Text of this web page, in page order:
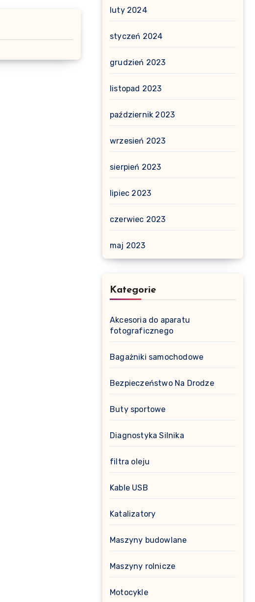
luty 2024
styczeń 2024
grudzień 2023
listopad 2023
październik 2023
wrzesień 2023
sierpień 2023
lipiec 2023
czerwiec 2023
maj 2023
Kategorie
Akcesoria do aparatu
fotograficznego
Bagażniki samochodowe
Bezpieczeństwo Na Drodze
Buty sportowe
Diagnostyka Silnika
filtra oleju
Kable USB
Katalizatory
Maszyny budowlane
Maszyny rolnicze
Motocykle